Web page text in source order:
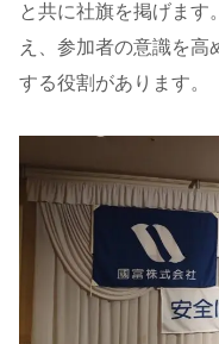
と共に社旗を掲げま
え、参加者の意識を高
する役割があります。